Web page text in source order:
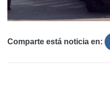
Comparte está noticia en: